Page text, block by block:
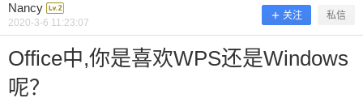
Nancy
2020-3-6 11:23:07
关注 私信
Office中,你是喜欢WPS还是Windows
呢？
Office中,你是喜欢WPS还是Windows